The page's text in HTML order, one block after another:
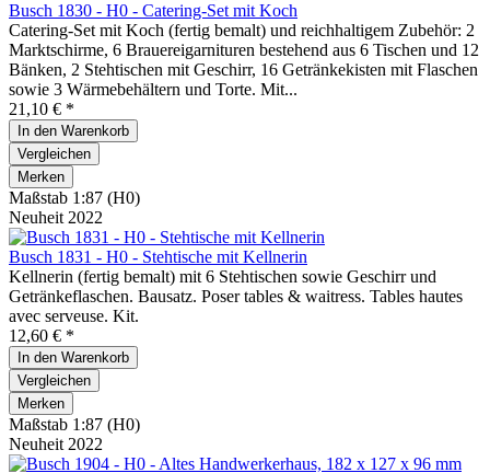
Busch 1830 - H0 - Catering-Set mit Koch
Catering-Set mit Koch (fertig bemalt) und reichhaltigem Zubehör: 2
Marktschirme, 6 Brauereigarnituren bestehend aus 6 Tischen und 12
Bänken, 2 Stehtischen mit Geschirr, 16 Getränkekisten mit Flaschen
sowie 3 Wärmebehältern und Torte. Mit...
21,10 € *
In den Warenkorb
Vergleichen
Merken
Maßstab 1:87 (H0)
Neuheit 2022
Busch 1831 - H0 - Stehtische mit Kellnerin
Kellnerin (fertig bemalt) mit 6 Stehtischen sowie Geschirr und
Getränkeflaschen. Bausatz. Poser tables & waitress. Tables hautes
avec serveuse. Kit.
12,60 € *
In den Warenkorb
Vergleichen
Merken
Maßstab 1:87 (H0)
Neuheit 2022